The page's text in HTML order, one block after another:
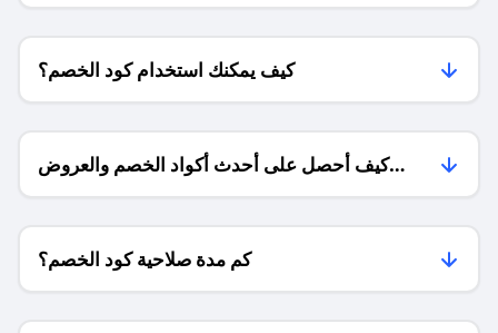
كيف يمكنك استخدام كود الخصم؟
كيف أحصل على أحدث أكواد الخصم والعروض
للمتاجر؟
كم مدة صلاحية كود الخصم؟